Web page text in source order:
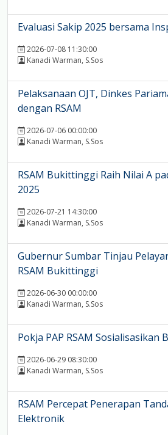
Evaluasi Sakip 2025 bersama
2026-07-08 11:30:00
Kanadi Warman, S.Sos
Pelaksanaan OJT, Dinkes
dengan RSAM
2026-07-06 00:00:00
Kanadi Warman, S.Sos
RSAM Bukittinggi Raih Nilai A
2025
2026-07-21 14:30:00
Kanadi Warman, S.Sos
Gubernur Sumbar Tinjau
RSAM Bukittinggi
2026-06-30 00:00:00
Kanadi Warman, S.Sos
Pokja PAP RSAM Sosialisasikan
2026-06-29 08:30:00
Kanadi Warman, S.Sos
RSAM Percepat Penerapan
Elektronik